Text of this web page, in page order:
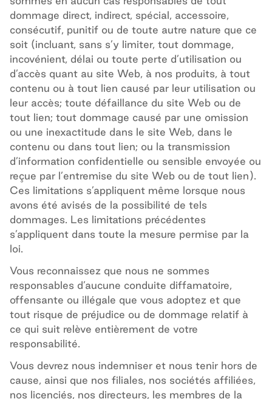
dommage direct, indirect, spécial, accessoire,
consécutif, punitif ou de toute autre nature que ce
soit (incluant, sans s’y limiter, tout dommage,
incovénient, délai ou toute perte d’utilisation ou
d’accès quant au site Web, à nos produits, à tout
contenu ou à tout lien causé par leur utilisation ou
leur accès; toute défaillance du site Web ou de
tout lien; tout dommage causé par une omission
ou une inexactitude dans le site Web, dans le
contenu ou dans tout lien; ou la transmission
d’information confidentielle ou sensible envoyée ou
reçue par l’entremise du site Web ou de tout lien).
Ces limitations s’appliquent même lorsque nous
avons été avisés de la possibilité de tels
dommages. Les limitations précédentes
s’appliquent dans toute la mesure permise par la
loi.
Vous reconnaissez que nous ne sommes
responsables d’aucune conduite diffamatoire,
offensante ou illégale que vous adoptez et que
tout risque de préjudice ou de dommage relatif à
ce qui suit relève entièrement de votre
responsabilité.
Vous devrez nous indemniser et nous tenir hors de
cause, ainsi que nos filiales, nos sociétés affiliées,
nos licenciés, nos directeurs, les membres de la